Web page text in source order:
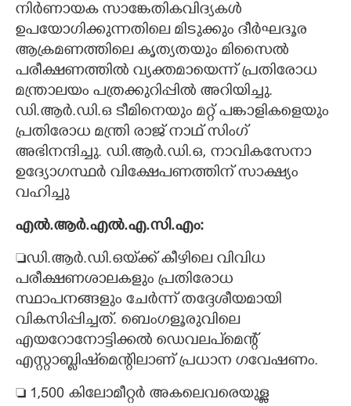
നിർണായക സാങ്കേതികവിദ്യകൾ
ഉപയോഗിക്കുന്നതിലെ മിടുക്കും ദീർഘദൂര
ആക്രമണത്തിലെ കൃത്യതയും മിസൈൽ
പരീക്ഷണത്തിൽ വ്യക്തമായെന്ന് പ്രതിരോധ
മന്ത്രാലയം പത്രക്കുറിപ്പിൽ അറിയിച്ചു.
ഡി.ആർ.ഡി.ഒ ടീമിനെയും മറ്റ് പങ്കാളികളെയും
പ്രതിരോധ മന്ത്രി രാജ് നാഥ് സിംഗ്
അഭിനന്ദിച്ചു. ഡി.ആർ.ഡി.ഒ, നാവികസേനാ
ഉദ്യോഗസ്ഥർ വിക്ഷേപണത്തിന് സാക്ഷ്യം
വഹിച്ചു
എൽ.ആർ.എൽ.എ.സി.എം:
ഡി.ആർ.ഡി.ഒയ്‌ക്ക് കീഴിലെ വിവിധ
പരീക്ഷണശാലകളും പ്രതിരോധ
സ്ഥാപനങ്ങളും ചേർന്ന് തദ്ദേശീയമായി
വികസിപ്പിച്ചത്. ബെംഗളൂരുവിലെ
എയറോനോട്ടിക്കൽ ഡെവലപ്‌മെന്റ്
എസ്റ്റാബ്ലിഷ്‌മെന്റിലാണ് പ്രധാന ഗവേഷണം.
 1,500 കിലോമീറ്റർ അകലെവരെയുള്ള